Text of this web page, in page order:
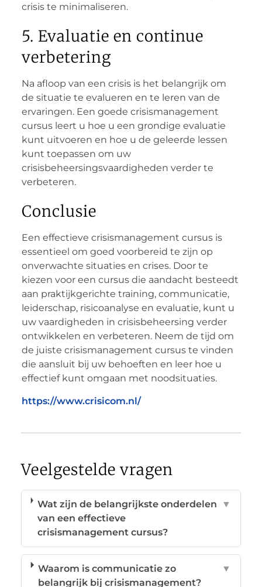
crisis te minimaliseren.
5. Evaluatie en continue
verbetering
Na afloop van een crisis is het belangrijk om
de situatie te evalueren en te leren van de
ervaringen. Een goede crisismanagement
cursus leert u hoe u een grondige evaluatie
kunt uitvoeren en hoe u de geleerde lessen
kunt toepassen om uw
crisisbeheersingsvaardigheden verder te
verbeteren.
Conclusie
Een effectieve crisismanagement cursus is
essentieel om goed voorbereid te zijn op
onverwachte situaties en crises. Door te
kiezen voor een cursus die aandacht besteedt
aan praktijkgerichte training, communicatie,
leiderschap, risicoanalyse en evaluatie, kunt u
uw vaardigheden in crisisbeheersing verder
ontwikkelen en verbeteren. Neem de tijd om
de juiste crisismanagement cursus te vinden
die aansluit bij uw behoeften en leer hoe u
effectief kunt omgaan met noodsituaties.
https://www.crisicom.nl/
Veelgestelde vragen
Wat zijn de belangrijkste onderdelen
van een effectieve
crisismanagement cursus?
▼
Waarom is communicatie zo
belangrijk bij crisismanagement?
▼